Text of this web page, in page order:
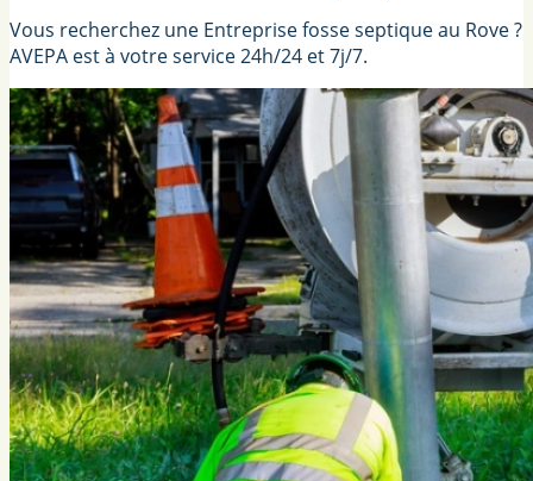
Vous recherchez une Entreprise fosse septique au Rove ?
AVEPA est à votre service 24h/24 et 7j/7.